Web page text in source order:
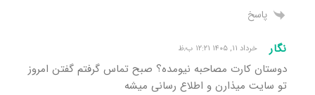
پاسخ
نگار خرداد ۱۱, ۱۴۰۵ ۱۲:۲۱ ب٫ظ
دوستان کارت مصاحبه نیومده؟ صبح تماس گرفتم گفتن امروز
تو سایت میذارن و اطلاع رسانی میشه